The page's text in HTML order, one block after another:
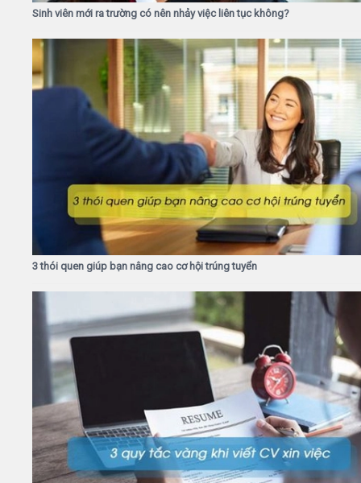
Sinh viên mới ra trường có nên nhảy việc liên tục không?
3 thói quen giúp bạn nâng cao cơ hội trúng tuyển